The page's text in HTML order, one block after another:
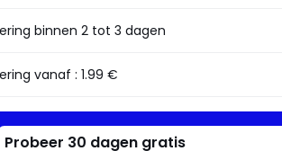
naar
ervan
binnen 2 tot 3 dagen
vanaf :1.99 €
Probeer 30 dagen gratis